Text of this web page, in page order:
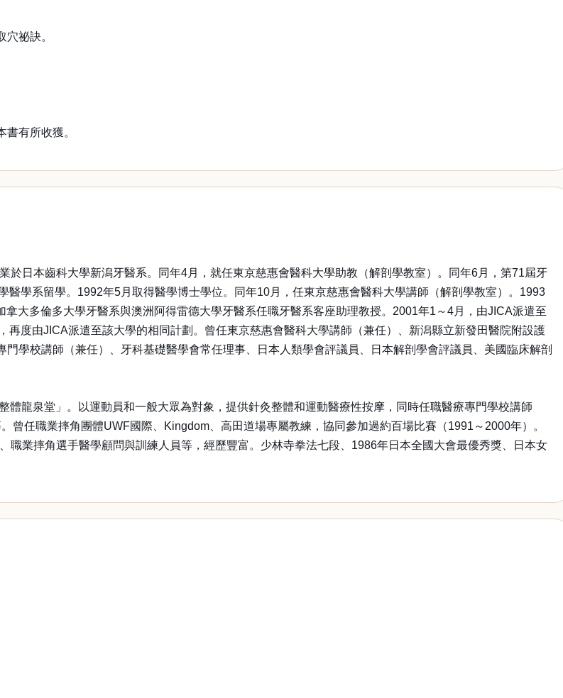
祕訣。
有所收獲。
於日本齒科大學新潟牙醫系。同年4月，就任東京慈惠會醫科大學助教（解剖學教室）。同年6月，第71屆牙
學系留學。1992年5月取得醫學博士學位。同年10月，任東京慈惠會醫科大學講師（解剖學教室）。1993
大多倫多大學牙醫系與澳洲阿得雷德大學牙醫系任職牙醫系客座助理教授。2001年1～4月，由JICA派遣至
度由JICA派遣至該大學的相同計劃。曾任東京慈惠會醫科大學講師（兼任）、新潟縣立新發田醫院附設護
學校講師（兼任）、牙科基礎醫學會常任理事、日本人類學會評議員、日本解剖學會評議員、美國臨床解剖
龍泉堂」。以運動員和一般大眾為對象，提供針灸整體和運動醫療性按摩，同時任職醫療專門學校講師
曾任職業摔角團體UWF國際、Kingdom、高田道場專屬教練，協同參加過約百場比賽（1991～2000年）。
職業摔角選手醫學顧問與訓練人員等，經歷豐富。少林寺拳法七段、1986年日本全國大會最優秀獎、日本女